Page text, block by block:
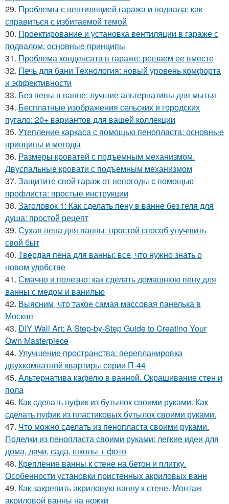
29. Проблемы с вентиляцией гаража и подвала: как
справиться с избитаемой темой
30. Проектирование и установка вентиляции в гараже с
подвалом: основные принципы
31. Проблема конденсата в гараже: решаем ее вместе
32. Печь для бани Технология: новый уровень комфорта
и эффективности
33. Без пены в ванне: лучшие альтернативы для мытья
34. Бесплатные изображения сельских и городских
пугало: 20+ вариантов для вашей коллекции
35. Утепление каркаса с помощью пенопласта: основные
принципы и методы
36. Размеры кроватей с подъемным механизмом.
Двуспальные кровати с подъемным механизмом
37. Защитите свой гараж от непогоды с помощью
профлиста: простые инструкции
38. Заголовок 1: Как сделать пену в ванне без геля для
душа: простой рецепт
39. Сухая пена для ванны: простой способ улучшить
свой быт
40. Твердая пена для ванны: все, что нужно знать о
новом удобстве
41. Смачно и полезно: как сделать домашнюю пену для
ванны с медом и ванилью
42. Выясним, что такое самая массовая панелька в
Москве
43. DIY Wall Art: A Step-by-Step Guide to Creating Your
Own Masterpiece
44. Улучшение пространства: перепланировка
двухкомнатной квартиры серии П-44
45. Альтернатива кафелю в ванной. Окрашивание стен и
пола
46. Как сделать пуфик из бутылок своими руками. Как
сделать пуфик из пластиковых бутылок своими руками.
47. Что можно сделать из пенопласта своими руками.
Поделки из пенопласта своими руками: легкие идеи для
дома, дачи, сада, школы + фото
48. Крепление ванны к стене на бетон и плитку.
Особенности установки пристенных акриловых ванн
49. Как закрепить акриловую ванну к стене. Монтаж
акриловой ванны на ножки